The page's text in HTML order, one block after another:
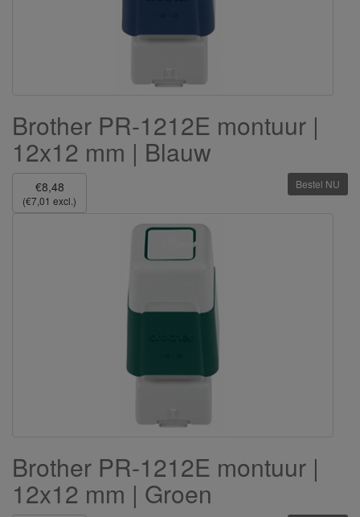
Brother PR-1212E montuur |
12x12 mm | Blauw
€8,48
(€7,01 excl.)
Bestel NU
Brother PR-1212E montuur |
12x12 mm | Groen